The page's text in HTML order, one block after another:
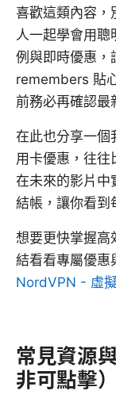
喜歡這類內容，
人一起學會用
例與即時優惠，
remembers 貼
前務必再確認最
在此也分享一個
用卡優惠，往
在未來的影片中
結帳，讓你看到
想要更快掌握高
結看看專屬優惠
NordVPN - 虛
常見資源
非可點擊）